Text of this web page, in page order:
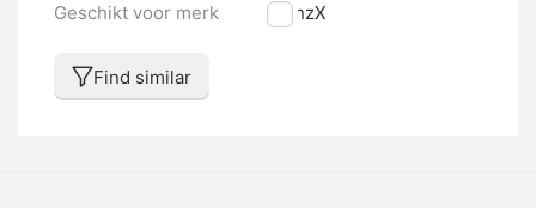
Geschikt voor merk
TranzX
Find similar